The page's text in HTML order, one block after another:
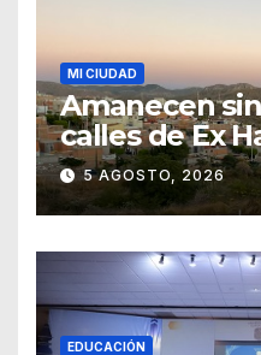
MI CIUDAD
Amanecen
calles de Ex
Teresa
5 AGOSTO, 2026
EDUCACIÓN